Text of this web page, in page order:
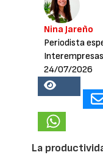
Nina Jareño
Periodista
24/07/2026
18755
La